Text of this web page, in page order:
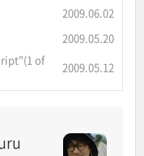
2009.06.02
2009.05.20
of
2009.05.12